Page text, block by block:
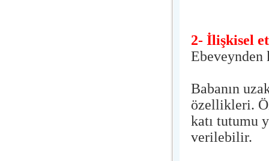
2- İlişkisel
Ebeveynden
Babanın
özellikleri.
katı tutumu
verilebilir.